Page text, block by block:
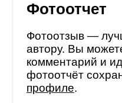
Фотоотчет
Фотоотзыв —
автору. Вы
комментарий и
фотоотчёт
профиле.